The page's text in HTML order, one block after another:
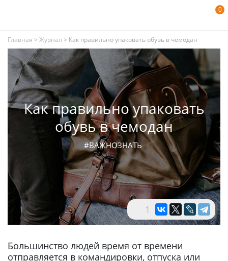
0
Главная > Журнал > Как правильно упаковать обувь в чемодан
Как правильно упаковать
обувь в чемодан
#ВАЖНОЗНАТЬ
1
Большинство людей время от времени
отправляется в командировки, отпуска или